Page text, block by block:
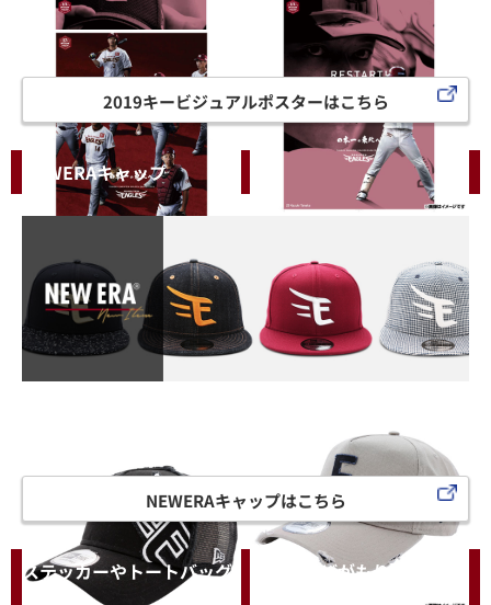
2019キービジュアルポスターはこちら
NEWERAキャップ
NEWERAキャップはこちら
ステッカーやトートバッグ、日用品などがもりだくさ
ん！